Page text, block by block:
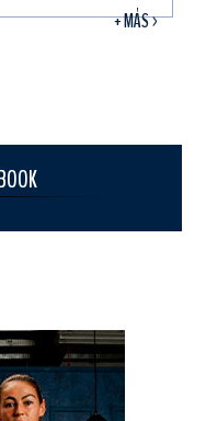
+ MÁS >